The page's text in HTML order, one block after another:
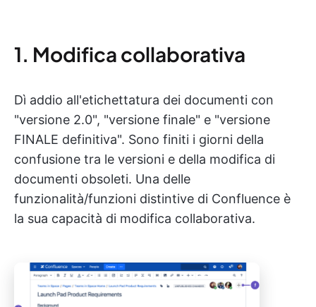
1. Modifica collaborativa
Dì addio all'etichettatura dei documenti con
"versione 2.0", "versione finale" e "versione
FINALE definitiva". Sono finiti i giorni della
confusione tra le versioni e della modifica di
documenti obsoleti. Una delle
funzionalità/funzioni distintive di Confluence è
la sua capacità di modifica collaborativa.